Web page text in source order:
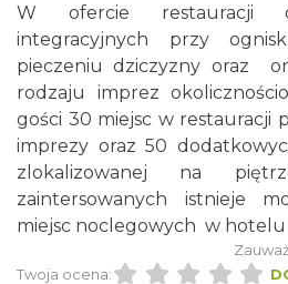
W ofercie restauracji
integracyjnych przy
pieczeniu dziczyzny oraz
rodzaju imprez
gości 30 miejsc w restauracji
imprezy oraz 50
zlokalizowanej na
zaintersowanych istnieje
miejsc noclegowych w
Twoja ocena: